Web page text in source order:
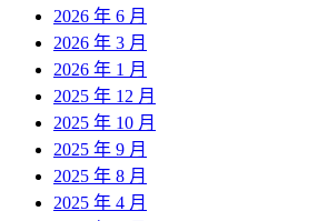
2026 年 6 月
2026 年 3 月
2026 年 1 月
2025 年 12 月
2025 年 10 月
2025 年 9 月
2025 年 8 月
2025 年 4 月